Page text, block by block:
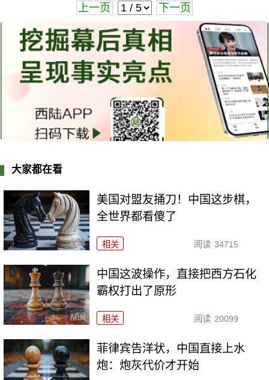
上一页 下一页
大家都在看
美国对盟友捅刀！中国这步棋，
全世界都看傻了
相关 阅读 34715
中国这波操作，直接把西方石化
霸权打出了原形
相关 阅读 20099
菲律宾告洋状，中国直接上水
炮：炮灰代价才开始